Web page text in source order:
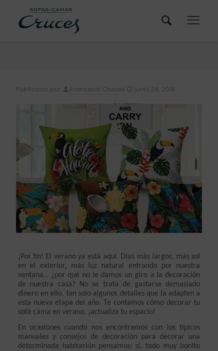
Publicado por Francisco Cruces junio 29, 2018
¡Por fin! El verano ya está aquí. Días más largos, más sol
en el exterior, más luz natural entrando por nuestra
ventana… ¿por qué no le damos un giro a la decoración
de nuestra casa? No se trata de gastarse demasiado
dinero en ello, tan solo algunos detalles que la adapten a
esta nueva etapa del año. Te contamos cómo decorar tu
sofá cama en verano, ¡actualiza tu espacio!
En ocasiones cuando nos encontramos con los típicos
manuales y consejos de decoración para decorar una
determinada habitación pensamos: sí, todo muy bonito